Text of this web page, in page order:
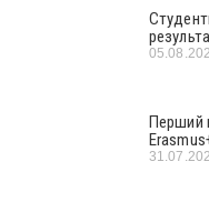
Перший